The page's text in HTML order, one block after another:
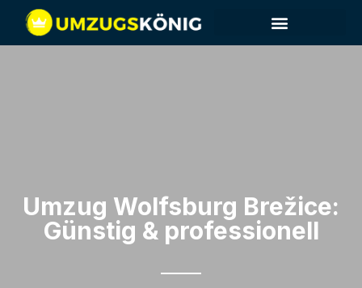
Umzug Wolfsburg​ Brežice:
Günstig & professionell​